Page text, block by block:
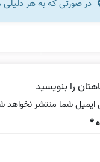
در صورتی که به هر دلیلی
را بنویسید
ایمیل شما منتشر نخواهد
*